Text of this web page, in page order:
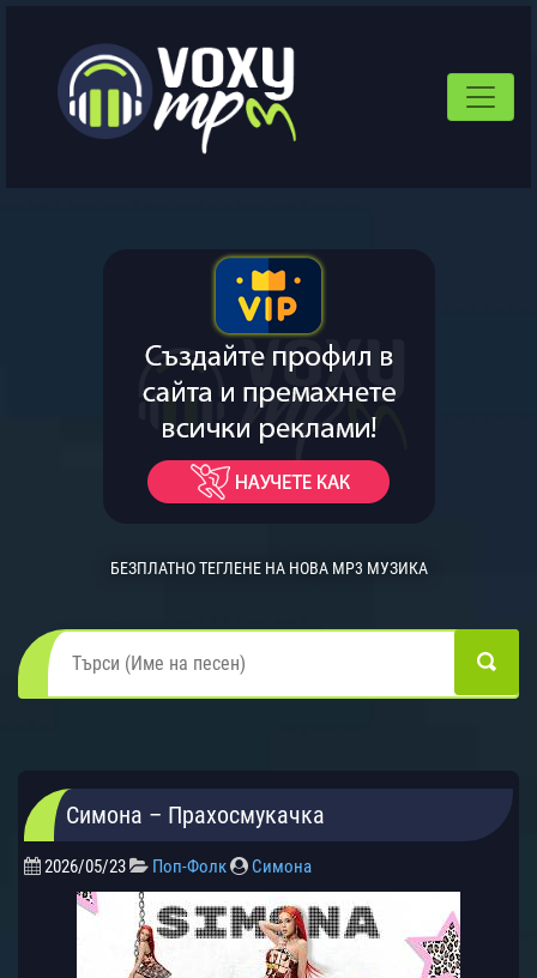
БЕЗПЛАТНО ТЕГЛЕНЕ НА НОВА MP3 МУЗИКА
Симона – Прахосмукачка
2026/05/23 Поп-Фолк Симона